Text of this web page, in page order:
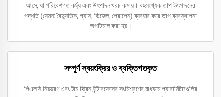
আসে, যা পরিবেশগত বর্জ্য এবং উৎপাদন খরচ কমায়। বহুসংখ্যক তাপ উৎপাদনের
পদ্ধতি (যেমন: বৈদ্যুতিক, গ্যাস, ডিজেল, প্রোপেন) ব্যবহার করে তাপ ব্যবস্থাপনা
অপটিমাল করা হয়।
সম্পূর্ণ স্বয়ংক্রিয় ও ব্যক্তিগতকৃত
পিএলসি নিয়ন্ত্রণ এবং টাচ স্ক্রিন ইন্টারফেসের সংমিশ্রণের মাধ্যমে প্যারামিটারগুলির